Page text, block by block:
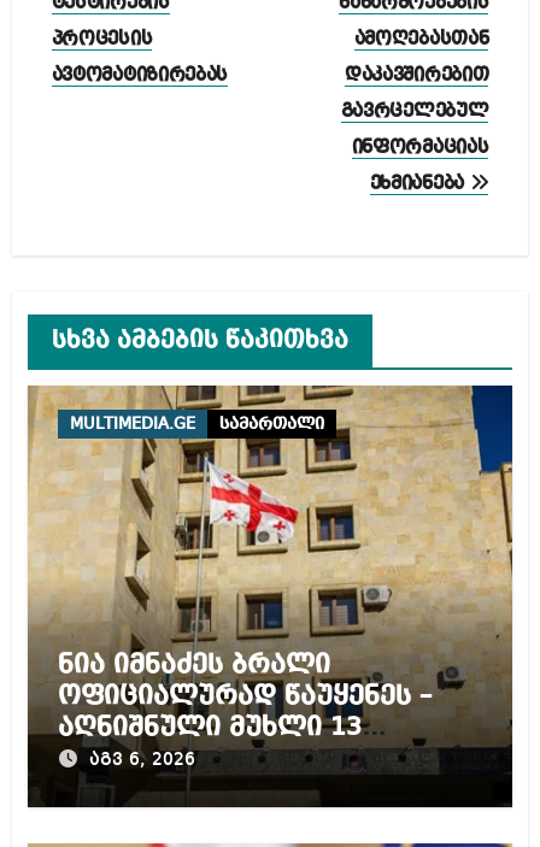
პროცესის
ავტომატიზირებას
ამოღებასთან
დაკავშირებით
გავრცელებულ
ინფორმაციას
ეხმიანება
სხვა ამბების წაკითხვა
MULTIMEDIA.GE სამართალი
ნია იმნაძეს ბრალი
ოფიციალურად წაუყენეს –
აღნიშნული მუხლი 13
წლამდე პატიმრობას
ითვალისწინებს
აგვ 6, 2026